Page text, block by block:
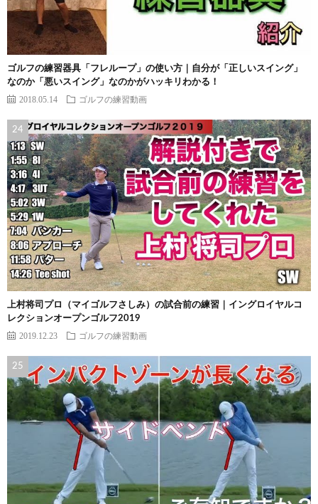
ゴルフの練習器具「フレループ」の使い方｜自分が「正しいスイング」
なのか「悪いスイング」なのかがハッキリわかる！
2018.05.14 ゴルフの練習動画
上村将司プロ（マイゴルフさしみ）の試合前の練習｜イングロイヤルコ
レクションオープンゴルフ2019
2019.12.23 ゴルフの練習動画